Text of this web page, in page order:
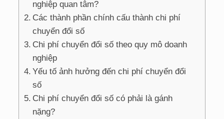
nghiệp quan tâm?
Các thành phần chính cấu thành chi phí
chuyển đổi số
Chi phí chuyển đổi số theo quy mô doanh
nghiệp
Yếu tố ảnh hưởng đến chi phí chuyển đổi
số
Chi phí chuyển đổi số có phải là gánh
nặng?